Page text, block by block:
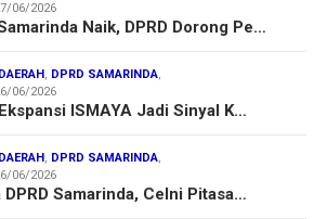
06/2026
Naik, DPRD Dorong Pe…
DAERAH , DPRD SAMARINDA,
06/2026
ISMAYA Jadi Sinyal K…
DAERAH , DPRD SAMARINDA,
06/2026
DPRD Samarinda, Celni Pitasa…